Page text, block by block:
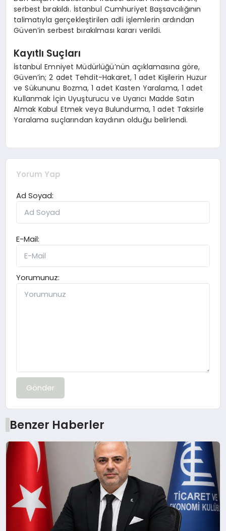
serbest bırakıldı. İstanbul Cumhuriyet Başsavcılığının
talimatıyla gerçekleştirilen adli işlemlerin ardından
Güven’in serbest bırakılması kararı verildi.
Kayıtlı Suçları
İstanbul Emniyet Müdürlüğü’nün açıklamasına göre,
Güven’in; 2 adet Tehdit-Hakaret, 1 adet Kişilerin Huzur
ve Sükununu Bozma, 1 adet Kasten Yaralama, 1 adet
Kullanmak İçin Uyuşturucu ve Uyarıcı Madde Satın
Almak Kabul Etmek veya Bulundurma, 1 adet Taksirle
Yaralama suçlarından kaydının olduğu belirlendi.
Yorum Yap
Ad Soyad:
E-Mail:
Yorumunuz:
Gönder
Benzer Haberler